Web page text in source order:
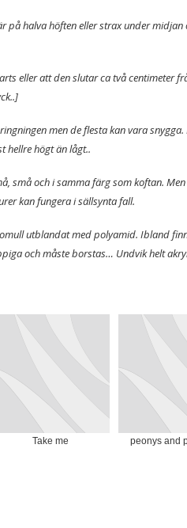
på halva höften eller strax under
eller att den slutar ca två centimeter
men de flesta kan vara
hellre högt än lågt..
små och i samma färg som koftan.
kan fungera i sällsynta fall.
utblandat med polyamid. Ibland
och måste borstas… Undvik helt
Take me peonys and